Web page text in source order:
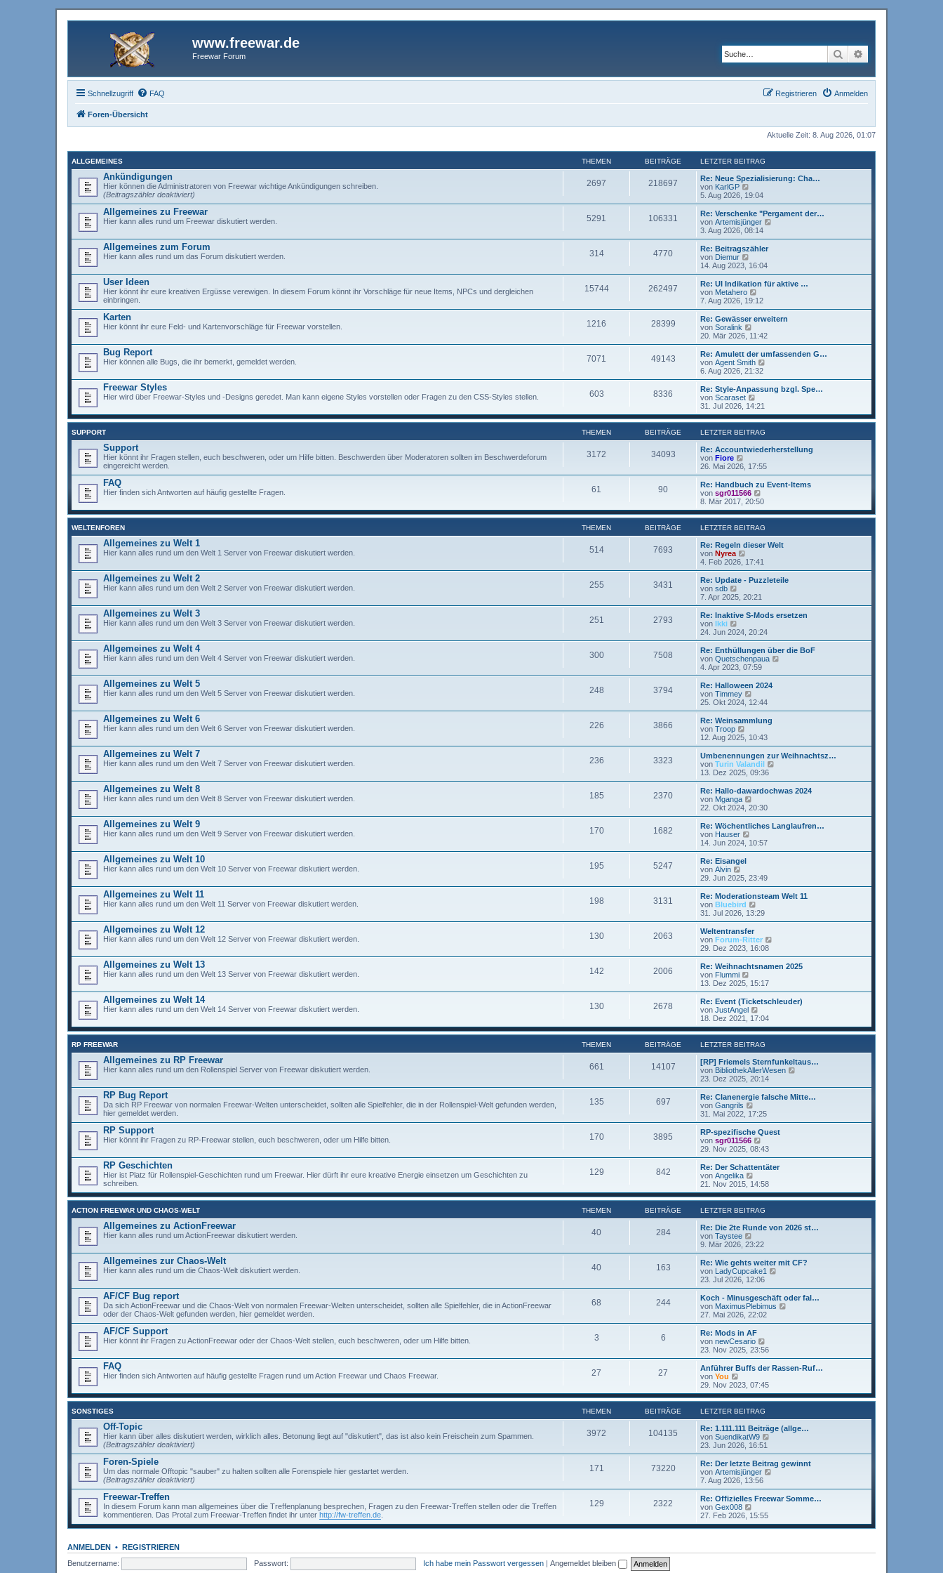
www.freewar.de
Freewar Forum Suche
Schnellzugriff FAQ Anmelden
Registrieren
Foren-Übersicht
Aktuelle Zeit: 8. Aug 2026, 01:07
ALLGEMEINES THEMEN BEITRÄGE LETZTER BEITRAG
Ankündigungen
Hier können die Administratoren von Freewar wichtige Ankündigungen schreiben.
(Beitragszähler deaktiviert)
2697 218697
Re: Neue Spezialisierung: Cha…
von KarlGP
e
u
e
s
t
r
B
e
i
r
a
g
5. Aug 2026, 19:04
Allgemeines zu Freewar
Hier kann alles rund um Freewar diskutiert werden. 5291 106331
Re: Verschenke "Pergament der…
von Artemisjünger
u
B
r
3. Aug 2026, 08:14
Allgemeines zum Forum
Hier kann alles rund um das Forum diskutiert werden. 314 4770
Re: Beitragszähler
von Diemur
e
u
e
s
t
B
e
i
r
a
g
14. Aug 2023, 16:04
User Ideen
Hier könnt ihr eure kreativen Ergüsse verewigen. In diesem Forum könnt ihr Vorschläge für neue Items, NPCs und dergleichen
einbringen.
15744 262497
Re: UI Indikation für aktive …
von Metahero
e
u
e
t
B
e
i
r
g
7. Aug 2026, 19:12
Karten
Hier könnt ihr eure Feld- und Kartenvorschläge für Freewar vorstellen. 1216 28399
Re: Gewässer erweitern
von Soralink
e
u
e
s
t
B
e
i
t
a
20. Mär 2026, 11:42
Bug Report
Hier können alle Bugs, die ihr bemerkt, gemeldet werden. 7071 49143
Re: Amulett der umfassenden G…
von Agent Smith
u
e
r
t
r
a
6. Aug 2026, 21:32
Freewar Styles
Hier wird über Freewar-Styles und -Designs geredet. Man kann eigene Styles vorstellen oder Fragen zu den CSS-Styles stellen. 603 8336
Re: Style-Anpassung bzgl. Spe…
von Scaraset
e
u
e
s
t
e
B
t
r
a
g
31. Jul 2026, 14:21
SUPPORT THEMEN BEITRÄGE LETZTER BEITRAG
Support
Hier könnt ihr Fragen stellen, euch beschweren, oder um Hilfe bitten. Beschwerden über Moderatoren sollten im Beschwerdeforum
eingereicht werden.
3172 34093
Re: Accountwiederherstellung
von Fiore
u
e
s
t
r
B
e
t
r
a
26. Mai 2026, 17:55
FAQ
Hier finden sich Antworten auf häufig gestellte Fragen. 61 90
Re: Handbuch zu Event-Items
von sgr011566
e
u
e
s
t
e
B
t
a
8. Mär 2017, 20:50
WELTENFOREN THEMEN BEITRÄGE LETZTER BEITRAG
Allgemeines zu Welt 1
Hier kann alles rund um den Welt 1 Server von Freewar diskutiert werden. 514 7693
Re: Regeln dieser Welt
von Nyrea
e
u
e
t
r
B
e
r
a
g
4. Feb 2026, 17:41
Allgemeines zu Welt 2
Hier kann alles rund um den Welt 2 Server von Freewar diskutiert werden. 255 3431
Re: Update - Puzzleteile
von sdb
e
u
e
t
r
B
e
i
r
a
g
7. Apr 2025, 20:21
Allgemeines zu Welt 3
Hier kann alles rund um den Welt 3 Server von Freewar diskutiert werden. 251 2793
Re: Inaktive S-Mods ersetzen
von Ikki
e
u
e
s
t
e
B
e
i
r
a
g
24. Jun 2024, 20:24
Allgemeines zu Welt 4
Hier kann alles rund um den Welt 4 Server von Freewar diskutiert werden. 300 7508
Re: Enthüllungen über die BoF
von Quetschenpaua
u
r
4. Apr 2023, 07:59
Allgemeines zu Welt 5
Hier kann alles rund um den Welt 5 Server von Freewar diskutiert werden. 248 3794
Re: Halloween 2024
von Timmey
e
u
e
t
B
e
i
r
g
25. Okt 2024, 12:44
Allgemeines zu Welt 6
Hier kann alles rund um den Welt 6 Server von Freewar diskutiert werden. 226 3866
Re: Weinsammlung
von Troop
e
u
e
s
t
e
B
e
i
r
a
g
12. Aug 2025, 10:43
Allgemeines zu Welt 7
Hier kann alles rund um den Welt 7 Server von Freewar diskutiert werden. 236 3323
Umbenennungen zur Weihnachtsz…
von Turin Valandil
u
e
B
13. Dez 2025, 09:36
Allgemeines zu Welt 8
Hier kann alles rund um den Welt 8 Server von Freewar diskutiert werden. 185 2370
Re: Hallo-dawardochwas 2024
von Mganga
e
u
e
t
e
i
r
a
g
22. Okt 2024, 20:30
Allgemeines zu Welt 9
Hier kann alles rund um den Welt 9 Server von Freewar diskutiert werden. 170 1682
Re: Wöchentliches Langlaufren…
von Hauser
e
u
t
B
e
i
r
a
g
14. Jun 2024, 10:57
Allgemeines zu Welt 10
Hier kann alles rund um den Welt 10 Server von Freewar diskutiert werden. 195 5247
Re: Eisangel
von Alvin
e
u
e
s
t
e
B
e
i
r
a
g
29. Jun 2025, 23:49
Allgemeines zu Welt 11
Hier kann alles rund um den Welt 11 Server von Freewar diskutiert werden. 198 3131
Re: Moderationsteam Welt 11
von Bluebird
e
u
s
t
B
e
i
r
a
g
31. Jul 2026, 13:29
Allgemeines zu Welt 12
Hier kann alles rund um den Welt 12 Server von Freewar diskutiert werden. 130 2063
Weltentransfer
von Forum-Ritter
u
e
r
B
t
29. Dez 2023, 16:08
Allgemeines zu Welt 13
Hier kann alles rund um den Welt 13 Server von Freewar diskutiert werden. 142 2006
Re: Weihnachtsnamen 2025
von Flummi
e
u
e
s
t
r
B
e
t
r
a
13. Dez 2025, 15:17
Allgemeines zu Welt 14
Hier kann alles rund um den Welt 14 Server von Freewar diskutiert werden. 130 2678
Re: Event (Ticketschleuder)
von JustAngel
e
u
e
s
t
e
r
B
t
r
a
18. Dez 2021, 17:04
RP FREEWAR THEMEN BEITRÄGE LETZTER BEITRAG
Allgemeines zu RP Freewar
Hier kann alles rund um den Rollenspiel Server von Freewar diskutiert werden. 661 14107
[RP] Friemels Sternfunkeltaus…
von BibliothekAllerWesen
u
e
23. Dez 2025, 20:14
RP Bug Report
Da sich RP Freewar von normalen Freewar-Welten unterscheidet, sollten alle Spielfehler, die in der Rollenspiel-Welt gefunden werden,
hier gemeldet werden.
135 697
Re: Clanenergie falsche Mitte…
von Gangrils
e
u
e
s
t
B
e
i
t
a
31. Mai 2022, 17:25
RP Support
Hier könnt ihr Fragen zu RP-Freewar stellen, euch beschweren, oder um Hilfe bitten. 170 3895
RP-spezifische Quest
von sgr011566
e
u
e
t
r
B
e
i
t
r
a
29. Nov 2025, 08:43
RP Geschichten
Hier ist Platz für Rollenspiel-Geschichten rund um Freewar. Hier dürft ihr eure kreative Energie einsetzen um Geschichten zu
schreiben.
129 842
Re: Der Schattentäter
von Angelika
e
u
e
s
t
e
B
t
r
a
21. Nov 2015, 14:58
ACTION FREEWAR UND CHAOS-WELT THEMEN BEITRÄGE LETZTER BEITRAG
Allgemeines zu ActionFreewar
Hier kann alles rund um ActionFreewar diskutiert werden. 40 284
Re: Die 2te Runde von 2026 st…
von Taystee
e
u
e
s
t
B
e
i
r
a
g
9. Mär 2026, 23:22
Allgemeines zur Chaos-Welt
Hier kann alles rund um die Chaos-Welt diskutiert werden. 40 163
Re: Wie gehts weiter mit CF?
von LadyCupcake1
u
e
s
r
23. Jul 2026, 12:06
AF/CF Bug report
Da sich ActionFreewar und die Chaos-Welt von normalen Freewar-Welten unterscheidet, sollten alle Spielfehler, die in ActionFreewar
oder der Chaos-Welt gefunden werden, hier gemeldet werden.
68 244
Koch - Minusgeschäft oder fal…
von MaximusPlebimus
u
B
t
27. Mai 2026, 22:02
AF/CF Support
Hier könnt ihr Fragen zu ActionFreewar oder der Chaos-Welt stellen, euch beschweren, oder um Hilfe bitten. 3 6
Re: Mods in AF
von newCesario
e
u
e
t
r
i
t
r
a
23. Nov 2025, 23:56
FAQ
Hier finden sich Antworten auf häufig gestellte Fragen rund um Action Freewar und Chaos Freewar. 27 27
Anführer Buffs der Rassen-Ruf…
von You
e
u
e
s
t
e
r
B
t
r
a
29. Nov 2023, 07:45
SONSTIGES THEMEN BEITRÄGE LETZTER BEITRAG
Off-Topic
Hier kann über alles diskutiert werden, wirklich alles. Betonung liegt auf "diskutiert", das ist also kein Freischein zum Spammen.
(Beitragszähler deaktiviert)
3972 104135
Re: 1.111.111 Beiträge (allge…
von SuendikatW9
u
e
s
t
B
t
g
23. Jun 2026, 16:51
Foren-Spiele
Um das normale Offtopic "sauber" zu halten sollten alle Forenspiele hier gestartet werden.
(Beitragszähler deaktiviert)
171 73220
Re: Der letzte Beitrag gewinnt
von Artemisjünger
u
e
r
i
7. Aug 2026, 13:56
Freewar-Treffen
In diesem Forum kann man allgemeines über die Treffenplanung besprechen, Fragen zu den Freewar-Treffen stellen oder die Treffen
kommentieren. Das Protal zum Freewar-Treffen findet ihr unter http://fw-treffen.de
129 2322
Re: Offizielles Freewar Somme…
von Gex008
e
u
e
27. Feb 2026, 15:55
ANMELDEN • REGISTRIEREN
Benutzername:
Passwort: Ich habe mein Passwort vergessen | Angemeldet bleiben